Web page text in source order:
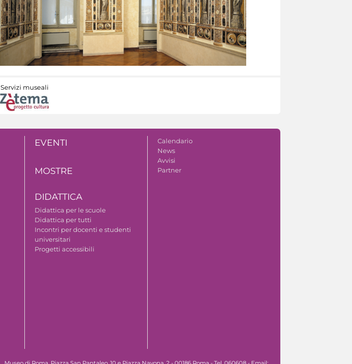
Servizi museali
EVENTI
MOSTRE
DIDATTICA
Didattica per le scuole
Didattica per tutti
Incontri per docenti e studenti
universitari
Progetti accessibili
Calendario
News
Avvisi
Partner